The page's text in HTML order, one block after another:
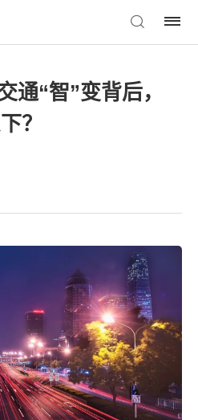
通“智”变背后，
？